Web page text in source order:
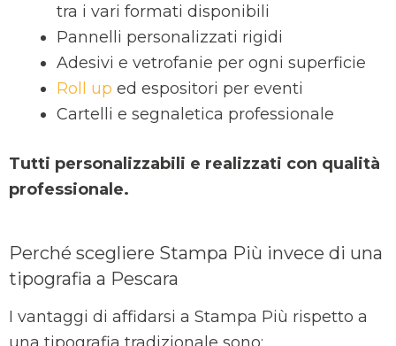
tra i vari formati disponibili
Pannelli personalizzati rigidi
Adesivi e vetrofanie per ogni superficie
Roll up ed espositori per eventi
Cartelli e segnaletica professionale
Tutti personalizzabili e realizzati con qualità
professionale.
Perché scegliere Stampa Più invece di una
tipografia a Pescara
I vantaggi di affidarsi a Stampa Più rispetto a
una tipografia tradizionale sono: